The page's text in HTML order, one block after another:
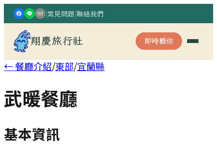
|常見問題|聯絡我們
翔慶旅行社 即時概估
← 餐廳介紹/東部/宜蘭縣
武暖餐廳
基本資訊